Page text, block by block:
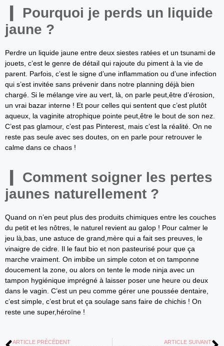
Pourquoi je perds un liquide
jaune ?
Perdre un liquide jaune entre deux siestes ratées et un tsunami de
jouets, c’est le genre de détail qui rajoute du piment à la vie de
parent. Parfois, c’est le signe d’une inflammation ou d’une infection
qui s’est invitée sans prévenir dans notre planning déjà bien
chargé. Si le mélange vire au vert, là, on parle peut,être d’érosion,
un vrai bazar interne ! Et pour celles qui sentent que c’est plutôt
aqueux, la vaginite atrophique pointe peut,être le bout de son nez.
C’est pas glamour, c’est pas Pinterest, mais c’est la réalité. On ne
reste pas seule avec ses doutes, on en parle pour retrouver le
calme dans ce chaos !
Comment soigner les pertes
jaunes naturellement ?
Quand on n’en peut plus des produits chimiques entre les couches
du petit et les nôtres, le naturel revient au galop ! Pour calmer le
jeu là,bas, une astuce de grand,mère qui a fait ses preuves, le
vinaigre de cidre. Il le faut bio et non pasteurisé pour que ça
marche vraiment. On imbibe un simple coton et on tamponne
doucement la zone, ou alors on tente le mode ninja avec un
tampon hygiénique imprégné à laisser poser une heure ou deux
dans le vagin. C’est un peu comme gérer une poussée dentaire,
c’est simple, c’est brut et ça soulage sans faire de chichis ! On
reste une super,héroïne !
ARTICLE PRÉCÉDENT ARTICLE SUIVANT